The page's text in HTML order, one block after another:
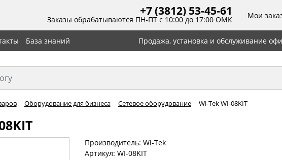
+7 (3812) 53-45-61
Заказы обрабатываются ПН-ПТ с 10:00 до 17:00 ОМК Мои
База знаний Продажа, установка и обслуживание
Оборудование для бизнеса Сетевое оборудование Wi-Tek WI-08KIT
Производитель: Wi-Tek
Артикул: WI-08KIT